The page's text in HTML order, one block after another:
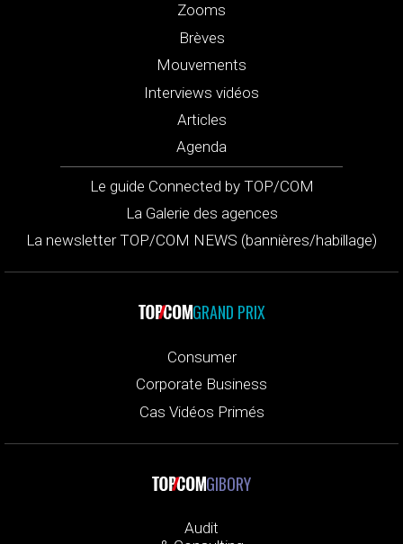
Zooms
Brèves
Mouvements
Interviews vidéos
Articles
Agenda
Le guide Connected by TOP/COM
La Galerie des agences
La newsletter TOP/COM NEWS (bannières/habillage)
GRAND PRIX
Consumer
Corporate Business
Cas Vidéos Primés
GIBORY
Audit